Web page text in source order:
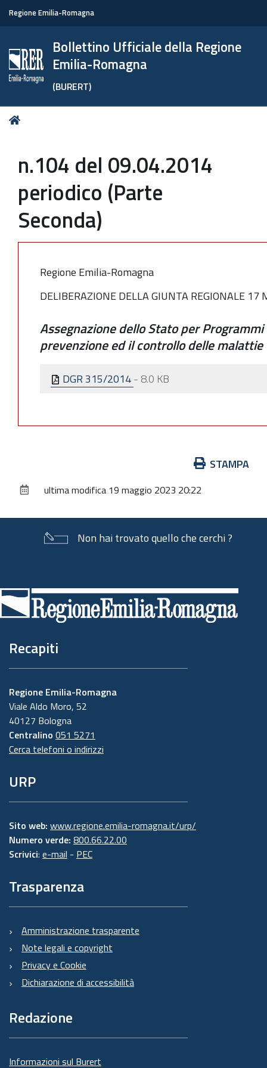
Regione Emilia-Romagna
Bollettino Ufficiale della Regione
Emilia-Romagna
(BURERT)
Tu
n.104 del 09.04.2014
periodico (Parte
Seconda)
Regione Emilia-Romagna
DELIBERAZIONE DELLA GIUNTA REGIONALE
Assegnazione dello Stato per
prevenzione ed il controllo delle
DGR 315/2014- 8.0 KB
documento
STAMPA
ultima modifica 19 maggio 2023 20:22
Non hai trovato quello che cerchi ?
di
pagina
Recapiti
Regione Emilia-Romagna
Viale Aldo Moro, 52
40127 Bologna
Centralino 051 5271
Cerca telefoni o indirizzi
URP
Sito web: www.regione.emilia-romagna.it/urp/
Numero verde: 800.66.22.00
Scrivici: e-mail - PEC
Trasparenza
Amministrazione trasparente
Note legali e copyright
Privacy e Cookie
Dichiarazione di accessibilità
Redazione
Informazioni sul Burert